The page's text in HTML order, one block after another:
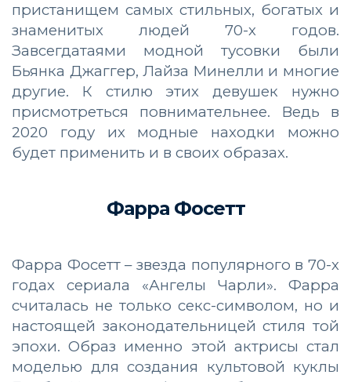
пристанищем самых стильных, богатых и
знаменитых людей 70-х годов.
Завсегдатаями модной тусовки были
Бьянка Джаггер, Лайза Минелли и многие
другие. К стилю этих девушек нужно
присмотреться повнимательнее. Ведь в
2020 году их модные находки можно
будет применить и в своих образах.
Фарра Фосетт
Фарра Фосетт – звезда популярного в 70-х
годах сериала «Ангелы Чарли». Фарра
считалась не только секс-символом, но и
настоящей законодательницей стиля той
эпохи. Образ именно этой актрисы стал
моделью для создания культовой куклы